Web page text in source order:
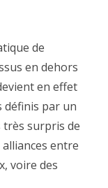
de
en dehors
en effet
définis par un
très surpris de
entre
voire des